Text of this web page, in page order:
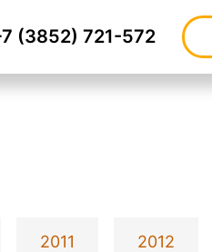
(3852) 721-572
2011 2012